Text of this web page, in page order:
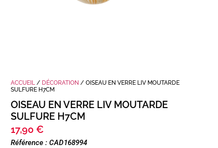
ACCUEIL / DÉCORATION / OISEAU EN VERRE LIV MOUTARDE
SULFURE H7CM
OISEAU EN VERRE LIV MOUTARDE
SULFURE H7CM
17,90 €
Référence : CAD168994